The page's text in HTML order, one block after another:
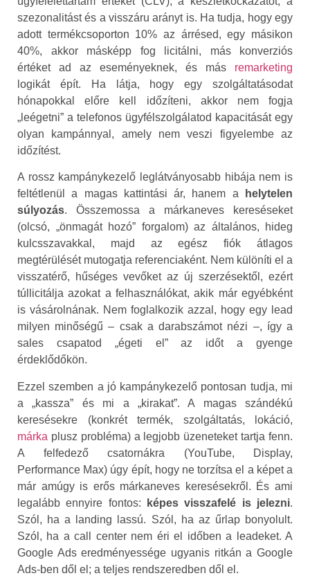
szezonalitást és a visszáru arányt is. Ha tudja, hogy egy
adott termékcsoporton 10% az árrésed, egy másikon
40%, akkor másképp fog licitálni, más konverziós
értéket ad az eseményeknek, és más remarketing
logikát épít. Ha látja, hogy egy szolgáltatásodat
hónapokkal előre kell időzíteni, akkor nem fogja
„leégetni” a telefonos ügyfélszolgálatod kapacitását egy
olyan kampánnyal, amely nem veszi figyelembe az
időzítést.
A rossz kampánykezelő leglátványosabb hibája nem is
feltétlenül a magas kattintási ár, hanem a
helytelen
súlyozás. Összemossa a márkaneves kereséseket
(olcsó, „önmagát hozó” forgalom) az általános, hideg
kulcsszavakkal, majd az egész fiók átlagos
megtérülését mutogatja referenciaként. Nem különíti el a
visszatérő, hűséges vevőket az új szerzésektől, ezért
túllicitálja azokat a felhasználókat, akik már egyébként
is vásárolnának. Nem foglalkozik azzal, hogy egy lead
milyen minőségű – csak a darabszámot nézi –, így a
sales csapatod „égeti el” az időt a gyenge
érdeklődőkön.
Ezzel szemben a jó kampánykezelő pontosan tudja, mi
a „kassza” és mi a „kirakat”. A magas szándékú
keresésekre (konkrét termék, szolgáltatás, lokáció,
márka plusz probléma) a legjobb üzeneteket tartja fenn.
A felfedező csatornákra (YouTube, Display,
Performance Max) úgy épít, hogy ne torzítsa el a képet a
már amúgy is erős márkaneves keresésekről. És ami
legalább ennyire fontos:
képes visszafelé is jelezni.
Szól, ha a landing lassú. Szól, ha az űrlap bonyolult.
Szól, ha a call center nem éri el időben a leadeket. A
Google Ads eredményessége ugyanis ritkán a Google
Ads-ben dől el; a teljes rendszeredben dől el.